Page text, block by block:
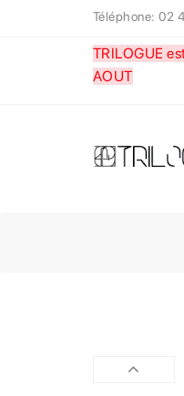
Téléphone: 02
TRILOGUE
AOUT